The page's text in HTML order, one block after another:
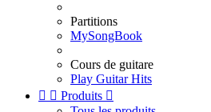
Partitions
MySongBook
Cours de guitare
Play Guitar Hits
  Produits 